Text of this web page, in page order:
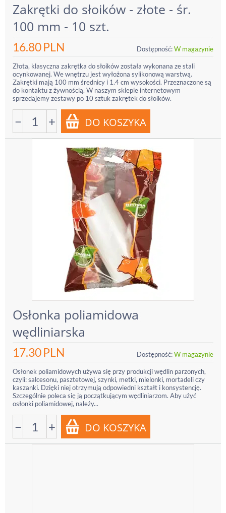
Zakrętki do słoików - złote - śr.
100 mm - 10 szt.
16.80PLN Dostępność:W magazynie
Złota, klasyczna zakrętka do słoików została wykonana ze stali
ocynkowanej. We wnętrzu jest wyłożona sylikonową warstwą.
Zakrętki mają 100 mm średnicy i 1.4 cm wysokości. Przeznaczone są
do kontaktu z żywnością. W naszym sklepie internetowym
sprzedajemy zestawy po 10 sztuk zakrętek do słoików.
− +
Osłonka poliamidowa
wędliniarska
17.30PLN Dostępność:W magazynie
Osłonek poliamidowych używa się przy produkcji wędlin parzonych,
czyli: salcesonu, pasztetowej, szynki, metki, mielonki, mortadeli czy
kaszanki. Dzięki niej otrzymują odpowiedni kształt i konsystencję.
Szczególnie poleca się ją początkującym wędliniarzom. Aby użyć
osłonki poliamidowej, należy...
− +